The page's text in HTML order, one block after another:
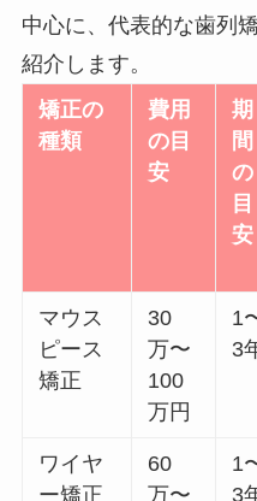
中心に、代表的な歯列
紹介します。
矯正の
種類
費用
の目
安
期
間
の
目
安
マウス
ピース
矯正
30
万〜
100
万円
1
3
ワイヤ
ー矯正
60
万〜
1
3